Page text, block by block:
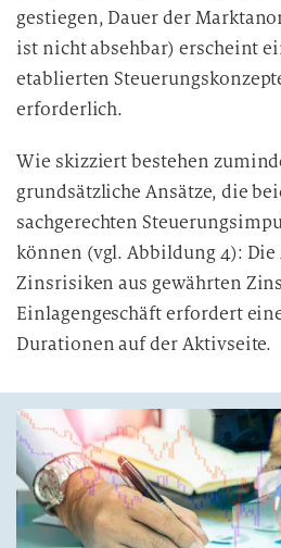
gestiegen, Dauer der
ist nicht absehbar) erscheint
etablierten
erforderlich.
Wie skizziert bestehen
grundsätzliche Ansätze, die
sachgerechten
können (vgl. Abbildung 4):
Zinsrisiken aus gewährten
Einlagengeschäft erfordert
Durationen auf der Aktivseite.